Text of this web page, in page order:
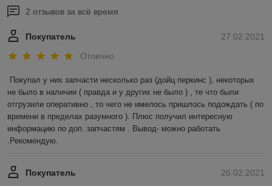
2 отзывов за всё время
27.02.2021
Покупатель
Отлично
Покупал у них запчасти несколько раз (дойц перкинс ), некоторых
не было в наличии ( правда и у других не было ) , те что были
отгрузили оперативно , то чего не имелось пришлось подождать ( по
времени в пределах разумного ). Плюс получил интересную
информацию по доп. запчастям . Вывод- можно работать
.Рекомендую.
26.02.2021
Покупатель